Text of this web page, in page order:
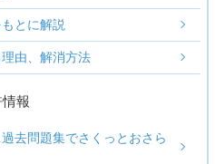
とに解説
由、解消方法
報
去問題集でさくっとおさら